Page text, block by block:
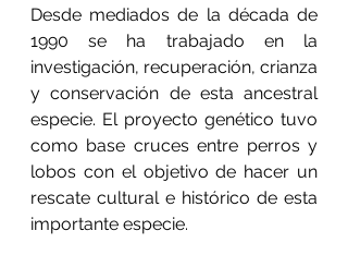
Desde mediados de la década de
1990 se ha trabajado en la
investigación, recuperación, crianza
y conservación de esta ancestral
especie. El proyecto genético tuvo
como base cruces entre perros y
lobos con el objetivo de hacer un
rescate cultural e histórico de esta
importante especie.